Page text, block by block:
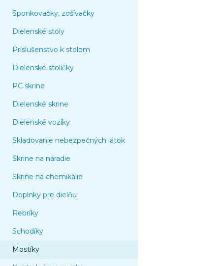
Sponkovačky, zošívačky
Dielenské stoly
Príslušenstvo k stolom
Dielenské stoličky
PC skrine
Dielenské skrine
Dielenské vozíky
Skladovanie nebezpečných látok
Skrine na náradie
Skrine na chemikálie
Doplnky pre dielňu
Rebríky
Schodíky
Mostíky